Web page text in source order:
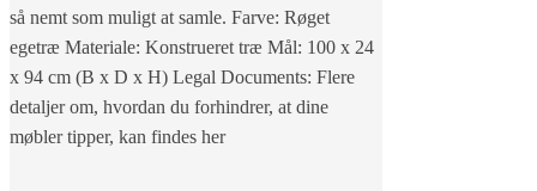
så nemt som muligt at samle. Farve: Røget
egetræ Materiale: Konstrueret træ Mål: 100 x 24
x 94 cm (B x D x H) Legal Documents: Flere
detaljer om, hvordan du forhindrer, at dine
møbler tipper, kan findes her